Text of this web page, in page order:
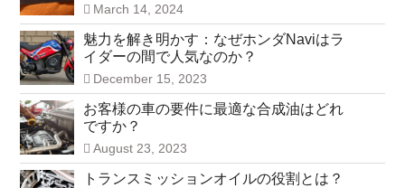
March 14, 2024
魅力を解き明かす：なぜホンダNaviはラ
イダーの間で人気なのか？
December 15, 2023
お客様の車の要件に最適な合成油はどれ
ですか？
August 23, 2023
トランスミッションオイルの役割とは？